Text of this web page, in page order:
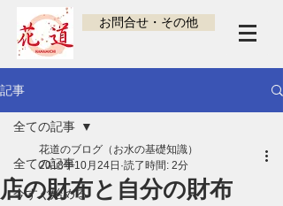
お問合せ・その他
記事
全ての記事
今すぐ始める
全ての記事
店の財布と自分の財布
花道のブログ（お水の基礎知識）
2018年10月24日 読了時間: 2分